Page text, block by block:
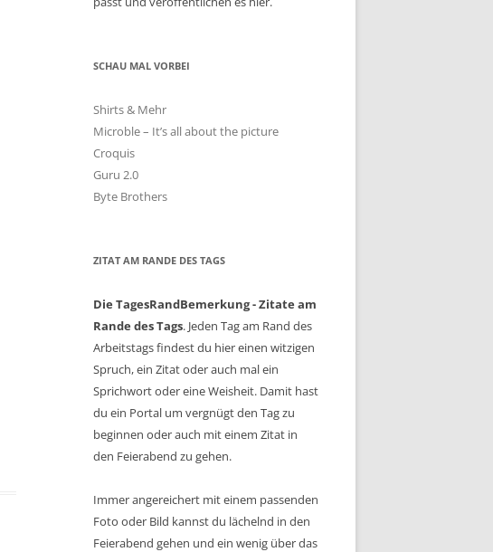
SCHAU MAL VORBEI
Shirts & Mehr
Microble – It’s all about the picture
Croquis
Guru 2.0
Byte Brothers
ZITAT AM RANDE DES TAGS
Die TagesRandBemerkung - Zitate am
Rande des Tags. Jeden Tag am Rand des
Arbeitstags findest du hier einen witzigen
Spruch, ein Zitat oder auch mal ein
Sprichwort oder eine Weisheit. Damit hast
du ein Portal um vergnügt den Tag zu
beginnen oder auch mit einem Zitat in
den Feierabend zu gehen.
Immer angereichert mit einem passenden
Foto oder Bild kannst du lächelnd in den
Feierabend gehen und ein wenig über das